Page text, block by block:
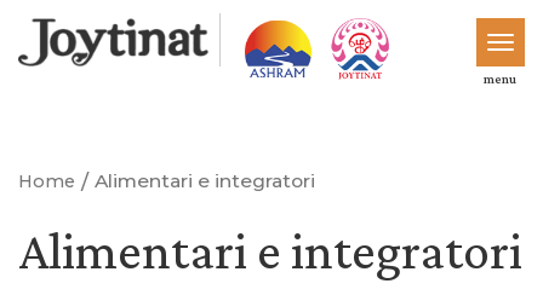
menu
Home / Alimentari e integratori
Alimentari e integratori